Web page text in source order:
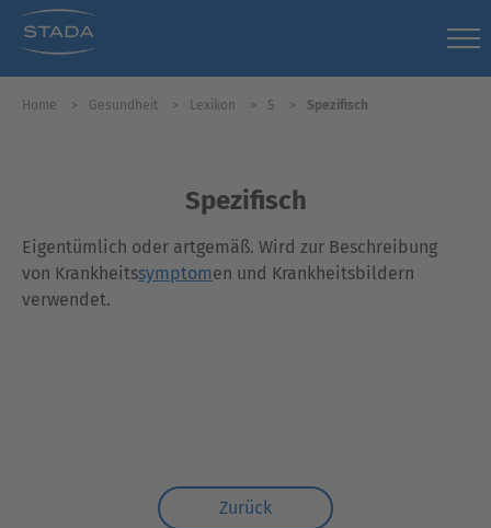
Home Gesundheit Lexikon S Spezifisch
Spezifisch
Eigentümlich oder artgemäß. Wird zur Beschreibung
von Krankheitssymptomen und Krankheitsbildern
verwendet.
Zurück